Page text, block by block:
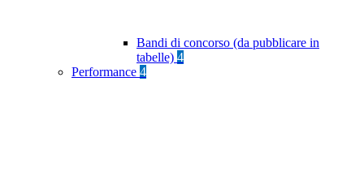
Bandi di concorso (da pubblicare in
tabelle) 4
Performance 4